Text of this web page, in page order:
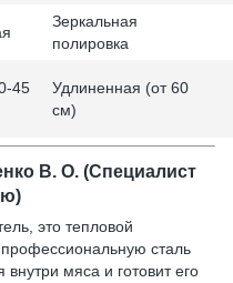
Зеркальная
полировка
45
Удлиненная (от 60
см)
В. О. (Специалист
это тепловой
сталь
мяса и готовит его